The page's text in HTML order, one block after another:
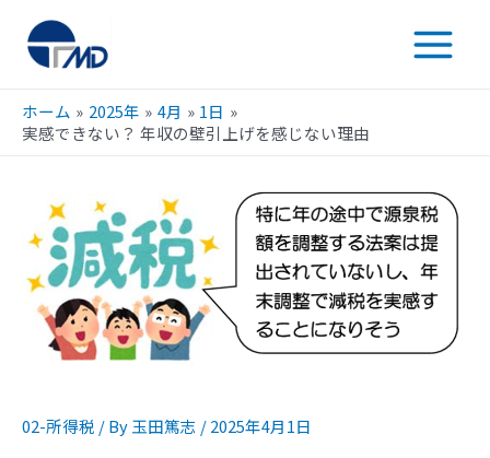
ホーム 2025年 4月
1日
実感できない？ 年収の壁引上げを感じない理由
02-所得税 / By玉田篤志 /2025年4月1日